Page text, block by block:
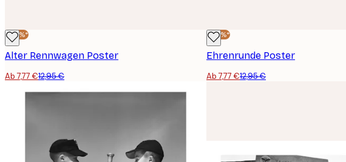
-40%*
Alter Rennwagen Poster
Ab 7,77 €12,95 €
-40%*
Ehrenrunde Poster
Ab 7,77 €12,95 €